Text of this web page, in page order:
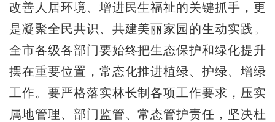
改善人居环境、增进民生福祉的关键抓手，更
是凝聚全民共识、共建美丽家园的生动实践。
全市各级各部门要始终把生态保护和绿化提升
摆在重要位置，常态化推进植绿、护绿、增绿
工作。要严格落实林长制各项工作要求，压实
属地管理、部门监管、常态管护责任，坚决杜